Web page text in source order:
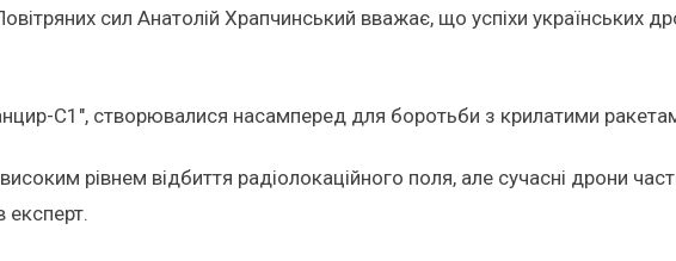
сил Анатолій Храпчинський вважає, що успіхи українських
С1", створювалися насамперед для боротьби з крилатими
рівнем відбиття радіолокаційного поля, але сучасні дрони
експерт.